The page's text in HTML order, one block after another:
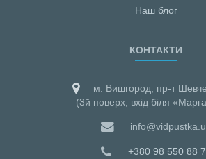
Наш блог
КОНТАКТИ
м. Вишгород, пр-т
(3й поверх, вхід біля
+380 98 550 88